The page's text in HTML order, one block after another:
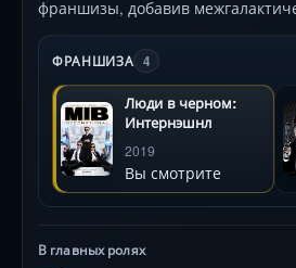
франшизы, добавив
ФРАНШИЗА 4
Люди в черном:
Интернэшнл
2019
Вы смотрите
В главных ролях